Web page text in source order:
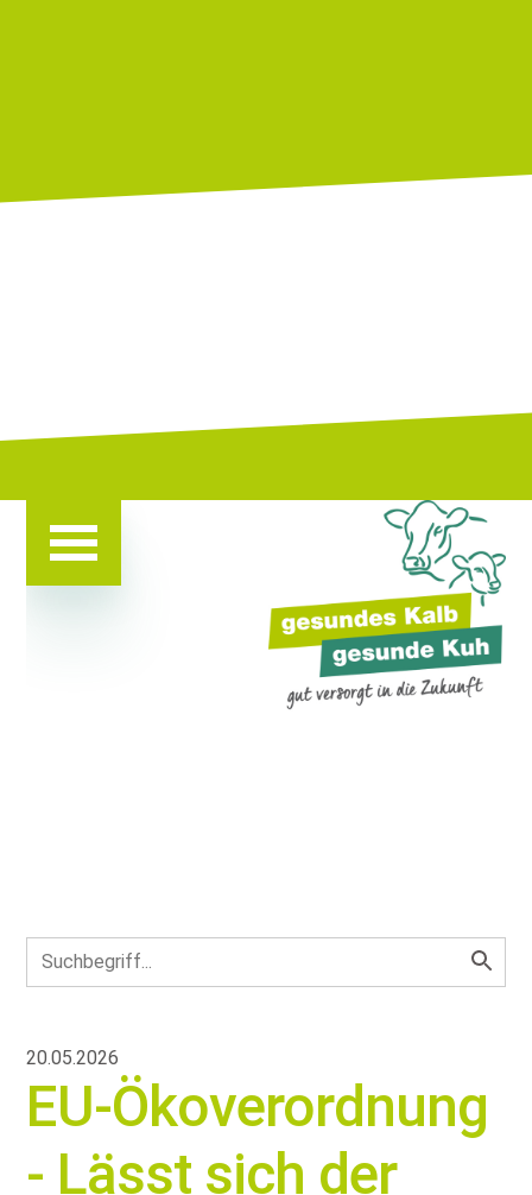
20.05.2026
EU-Ökoverordnung
- Lässt sich der